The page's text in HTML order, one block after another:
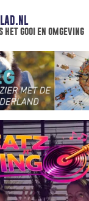
gooi en omgeving